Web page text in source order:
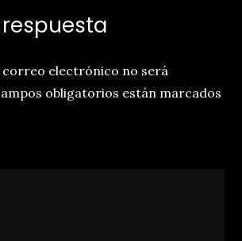
electrónico no será
obligatorios están marcados